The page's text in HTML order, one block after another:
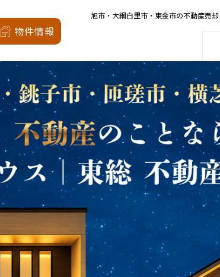
家
モデルハウス
会社概要 店舗
物件情報
旭市・大網白里市・東金市の不動産売